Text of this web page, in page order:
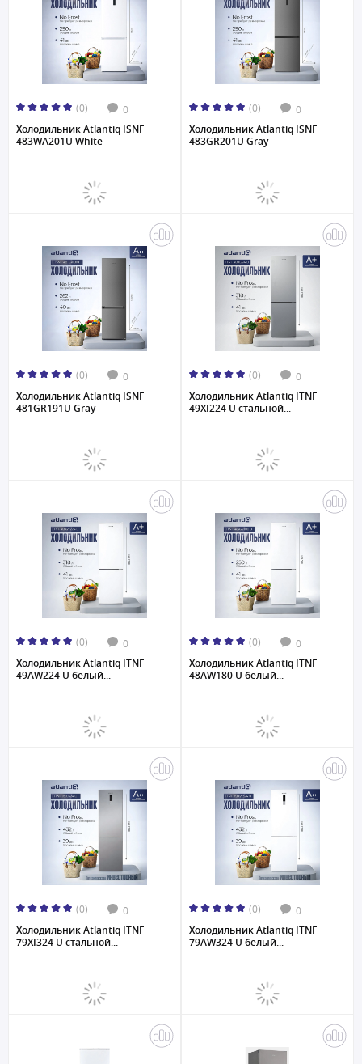
(0) 0
Холодильник Atlantiq ISNF
483WA201U White
(0) 0
Холодильник Atlantiq ISNF
483GR201U Gray
(0) 0
Холодильник Atlantiq ISNF
481GR191U Gray
(0) 0
Холодильник Atlantiq ITNF
49XI224 U стальной...
(0) 0
Холодильник Atlantiq ITNF
49AW224 U белый...
(0) 0
Холодильник Atlantiq ITNF
48AW180 U белый...
(0) 0
Холодильник Atlantiq ITNF
79XI324 U стальной...
(0) 0
Холодильник Atlantiq ITNF
79AW324 U белый...